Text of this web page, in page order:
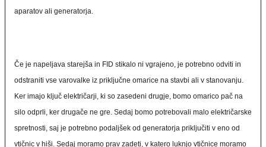
aparatov ali generatorja.
Če je napeljava starejša in FID stikalo ni vgrajeno, je potrebno odviti in
odstraniti vse varovalke iz priključne omarice na stavbi ali v stanovanju.
Ker imajo ključ električarji, ki so zasedeni drugje, bomo omarico pač na
silo odprli, ker drugače ne gre. Sedaj bomo potrebovali malo električarske
spretnosti, saj je potrebno podaljšek od generatorja priključiti v eno od
vtičnic v hiši. Sedaj moramo prav zadeti, v katero luknjo vtičnice moramo